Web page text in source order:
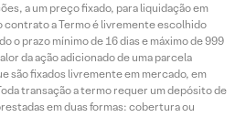
a um preço fixado, para liquidação em
contrato a Termo é livremente escolhido
o prazo mínimo de 16 dias e máximo de 999
da ação adicionado de uma parcela
são fixados livremente em mercado, em
transação a termo requer um depósito de
em duas formas: cobertura ou